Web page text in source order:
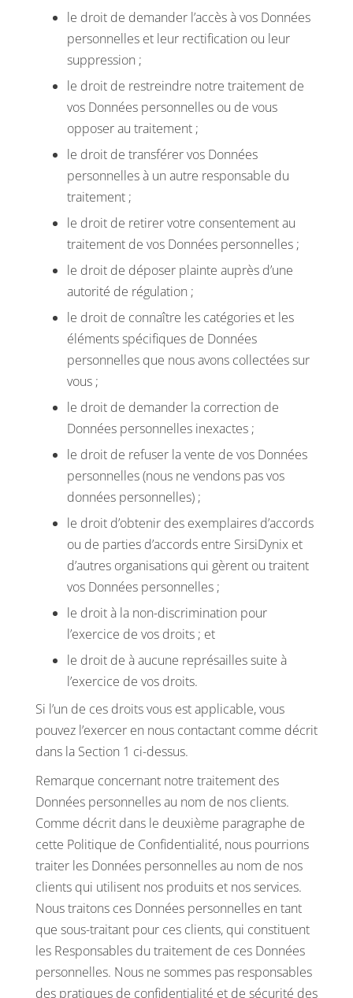
le droit de demander l’accès à vos Données
personnelles et leur rectification ou leur
suppression ;
le droit de restreindre notre traitement de
vos Données personnelles ou de vous
opposer au traitement ;
le droit de transférer vos Données
personnelles à un autre responsable du
traitement ;
le droit de retirer votre consentement au
traitement de vos Données personnelles ;
le droit de déposer plainte auprès d’une
autorité de régulation ;
le droit de connaître les catégories et les
éléments spécifiques de Données
personnelles que nous avons collectées sur
vous ;
le droit de demander la correction de
Données personnelles inexactes ;
le droit de refuser la vente de vos Données
personnelles (nous ne vendons pas vos
données personnelles) ;
le droit d’obtenir des exemplaires d’accords
ou de parties d’accords entre SirsiDynix et
d’autres organisations qui gèrent ou traitent
vos Données personnelles ;
le droit à la non-discrimination pour
l’exercice de vos droits ; et
le droit de à aucune représailles suite à
l’exercice de vos droits.
Si l’un de ces droits vous est applicable, vous
pouvez l’exercer en nous contactant comme décrit
dans la Section 1 ci-dessus.
Remarque concernant notre traitement des
Données personnelles au nom de nos clients.
Comme décrit dans le deuxième paragraphe de
cette Politique de Confidentialité, nous pourrions
traiter les Données personnelles au nom de nos
clients qui utilisent nos produits et nos services.
Nous traitons ces Données personnelles en tant
que sous-traitant pour ces clients, qui constituent
les Responsables du traitement de ces Données
personnelles. Nous ne sommes pas responsables
des pratiques de confidentialité et de sécurité des